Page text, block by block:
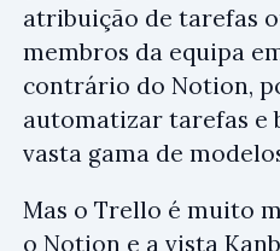
atribuição de tarefas
membros da equipa
contrário do Notion,
automatizar tarefas e
vasta gama de
Mas o Trello é muito
o Notion e a vista